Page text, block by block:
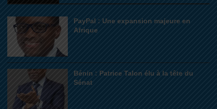
PayPal : Une expansion majeure en
Afrique
Bénin : Patrice Talon élu à la tête du
Sénat